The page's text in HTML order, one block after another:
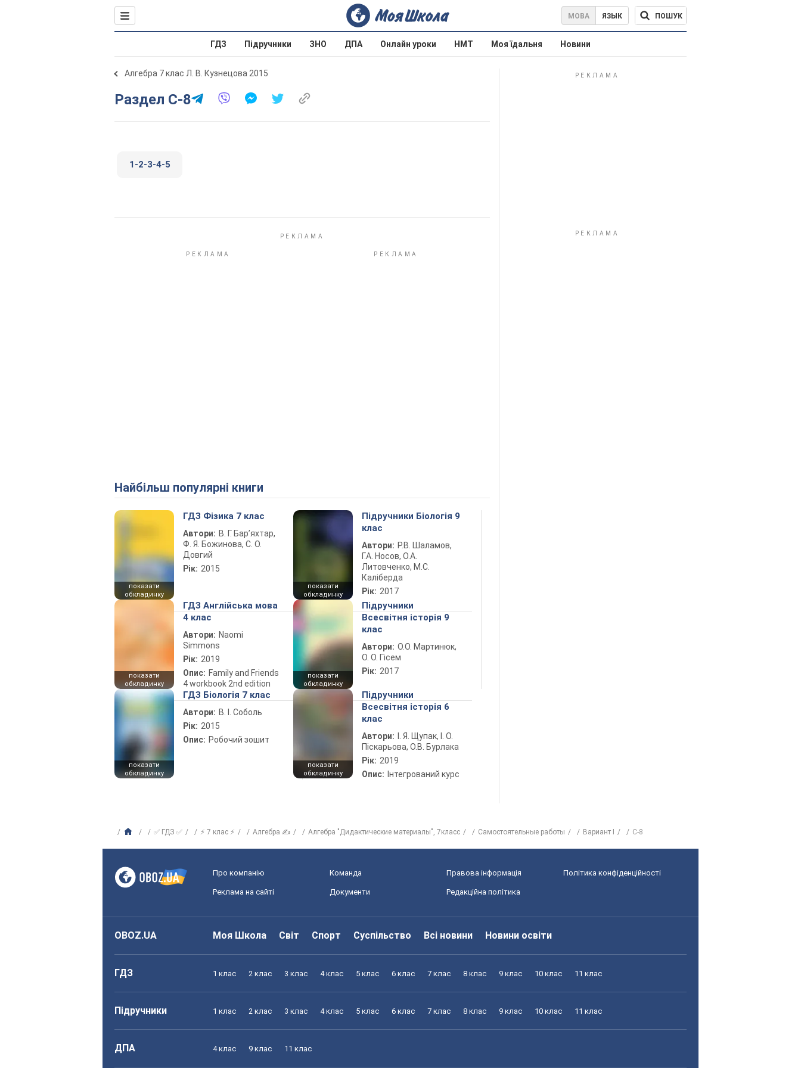
МОВА ЯЗЫК ПОШУК
ГДЗ Підручники ЗНО ДПА Онлайн уроки НМТ Моя їдальня Новини
Алгебра 7 клас Л. В. Кузнецова 2015
Раздел С-8
1-2-3-4-5
Найбільш популярні книги
показати
обкладинку
ГДЗ Фізика 7 клас
Автори: В. Г. Бар’яхтар,
Ф. Я. Божинова, С. О.
Довгий
Рік: 2015
показати
обкладинку
Підручники Біологія 9
клас
Автори: Р.В. Шаламов,
Г.А. Носов, О.А.
Литовченко, М.С.
Каліберда
Рік: 2017
показати
обкладинку
ГДЗ Англійська мова
4 клас
Автори: Naomi
Simmons
Рік: 2019
Опис: Family and Friends
4 workbook 2nd edition
показати
обкладинку
Підручники
Всесвітня історія 9
клас
Автори: О.О. Мартинюк,
О. О. Гісем
Рік: 2017
показати
обкладинку
ГДЗ Біологія 7 клас
Автори: В. І. Соболь
Рік: 2015
Опис: Робочий зошит
показати
обкладинку
Підручники
Всесвітня історія 6
клас
Автори:
І. Я. Щупак, І. О.
Піскарьова, О.В. Бурлака
Рік: 2019
Опис: Інтегрований курс
✅ ГДЗ ✅ ⚡ 7 клас ⚡ Алгебра ✍ Алгебра "Дидактические материалы", 7класс Самостоятельные работы Вариант I С-8
Про компанію Команда Правова інформація Політика конфіденційності
Реклама на сайті Документи Редакційна політика
OBOZ.UA Моя Школа Світ Спорт Суспільство Всі новини Новини освіти
ГДЗ 1 клас 2 клас 3 клас 4 клас 5 клас 6 клас 7 клас 8 клас 9 клас 10 клас 11 клас
Підручники 1 клас 2 клас 3 клас 4 клас 5 клас 6 клас 7 клас 8 клас 9 клас 10 клас 11 клас
ДПА 4 клас 9 клас 11 клас